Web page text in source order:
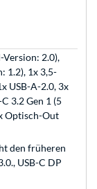
2.0),
1.2), 1x 3,5-
USB-A-2.0, 3x
3.2 Gen 1 (5
Optisch-Out
den früheren
USB-C DP